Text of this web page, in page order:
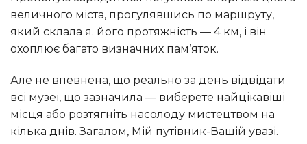
величного міста, прогулявшись по маршруту,
який склала я. його протяжність — 4 км, і він
охоплює багато визначних пам’яток.
Але не впевнена, що реально за день відвідати
всі музеї, що зазначила — виберете найцікавіші
місця або розтягніть насолоду мистецтвом на
кілька днів. Загалом, Мій путівник-Вашій увазі.